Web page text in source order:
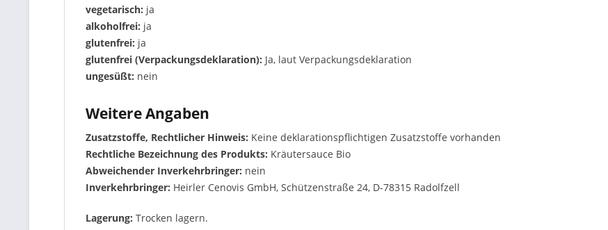
vegetarisch: ja
alkoholfrei: ja
glutenfrei: ja
glutenfrei (Verpackungsdeklaration): Ja, laut Verpackungsdeklaration
ungesüßt: nein
Weitere Angaben
Zusatzstoffe, Rechtlicher Hinweis: Keine deklarationspflichtigen Zusatzstoffe vorhanden
Rechtliche Bezeichnung des Produkts: Kräutersauce Bio
Abweichender Inverkehrbringer: nein
Inverkehrbringer: Heirler Cenovis GmbH, Schützenstraße 24, D-78315 Radolfzell
Lagerung: Trocken lagern.